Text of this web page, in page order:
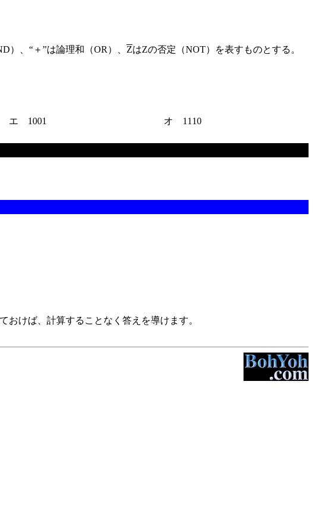
）、“＋”は論理和（OR）、 ZはZの否定（NOT）を表すものとする。
エ 1001 オ 1110
おけば、計算することなく答えを導けます。